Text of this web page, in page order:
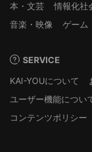
本・文芸
情報化社
音楽・映像
ゲーム
SERVICE
KAI-YOUについて
ユーザー機能につい
コンテンツポリシー